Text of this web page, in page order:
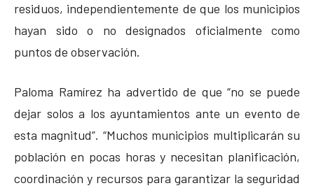
residuos, independientemente de que los municipios
hayan sido o no designados oficialmente como
puntos de observación.
Paloma Ramírez ha advertido de que “no se puede
dejar solos a los ayuntamientos ante un evento de
esta magnitud”. “Muchos municipios multiplicarán su
población en pocas horas y necesitan planificación,
coordinación y recursos para garantizar la seguridad